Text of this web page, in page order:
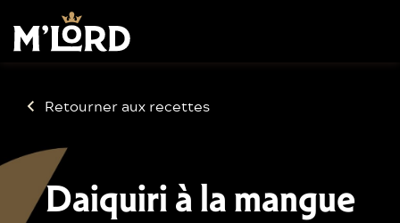
Retourner aux recettes
Daiquiri à la mangue